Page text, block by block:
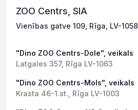
ZOO Centrs, SIA
Vienības gatve 109, Rīga, LV-1058
"Dino ZOO Centrs-Dole", veikals
Latgales 357, Rīga LV-1063
"Dino ZOO Centrs-Mols", veikals
Krasta 46-1.st., Rīga LV-1003